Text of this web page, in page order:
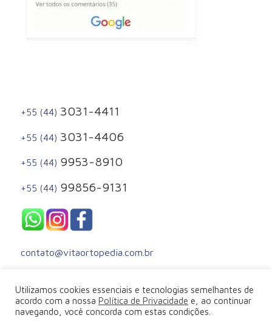
+55 (44) 3031-4411
+55 (44) 3031-4406
+55 (44) 9953-8910
+55 (44) 99856-9131
contato@vitaortopedia.com.br
Utilizamos cookies essenciais e tecnologias semelhantes de
acordo com a nossa Política de Privacidade e, ao continuar
navegando, você concorda com estas condições.